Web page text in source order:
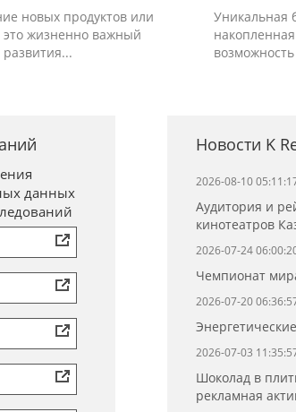
новых продуктов или
это жизненно важный
развития...
Уникальная
данных
Новости K
2026-08-10
Аудитория и
кинотеатров
2026-07-24
Чемпионат
2026-07-20
2026-07-03
Шоколад в
рекламная